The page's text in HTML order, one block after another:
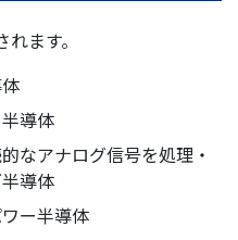
ます。
導体
なアナログ信号を処理・
導体
ー半導体